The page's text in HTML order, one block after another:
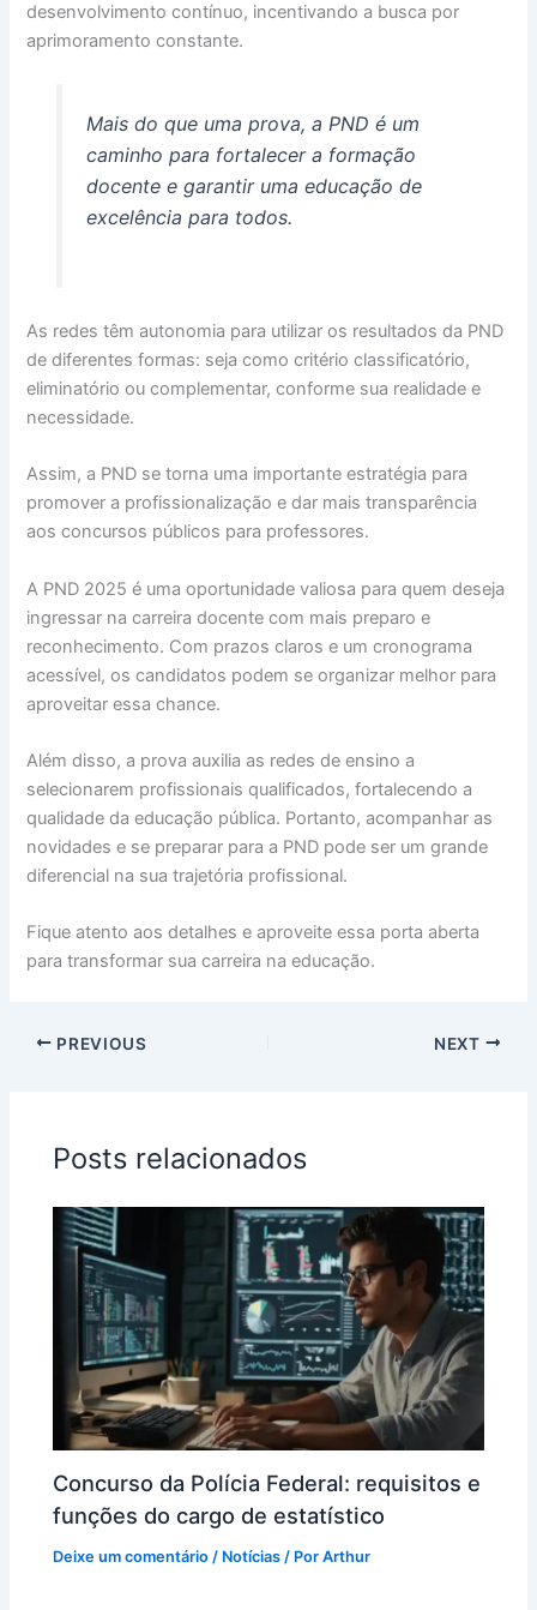
desenvolvimento contínuo, incentivando a busca por
aprimoramento constante.
Mais do que uma prova, a PND é um
caminho para fortalecer a formação
docente e garantir uma educação de
excelência para todos.
As redes têm autonomia para utilizar os resultados da PND
de diferentes formas: seja como critério classificatório,
eliminatório ou complementar, conforme sua realidade e
necessidade.
Assim, a PND se torna uma importante estratégia para
promover a profissionalização e dar mais transparência
aos concursos públicos para professores.
A PND 2025 é uma oportunidade valiosa para quem deseja
ingressar na carreira docente com mais preparo e
reconhecimento. Com prazos claros e um cronograma
acessível, os candidatos podem se organizar melhor para
aproveitar essa chance.
Além disso, a prova auxilia as redes de ensino a
selecionarem profissionais qualificados, fortalecendo a
qualidade da educação pública. Portanto, acompanhar as
novidades e se preparar para a PND pode ser um grande
diferencial na sua trajetória profissional.
Fique atento aos detalhes e aproveite essa porta aberta
para transformar sua carreira na educação.
PREVIOUS NEXT
Posts relacionados
Concurso da Polícia Federal: requisitos e
funções do cargo de estatístico
Deixe um comentário / Notícias / PorArthur